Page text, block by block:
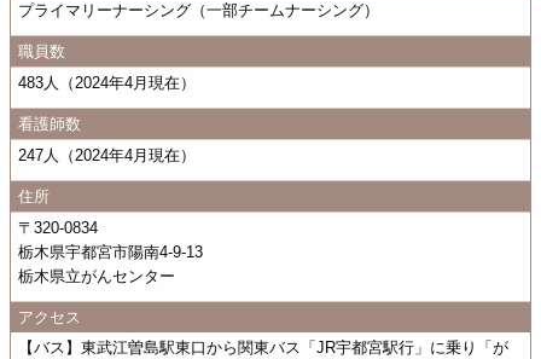
プライマリーナーシング（一部チームナーシング）
職員数
483人（2024年4月現在）
看護師数
247人（2024年4月現在）
住所
〒320-0834
栃木県宇都宮市陽南4-9-13
栃木県立がんセンター
アクセス
【バス】東武江曽島駅東口から関東バス「JR宇都宮駅行」に乗り「が